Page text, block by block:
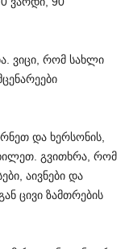
ვიცი, რომ სახლი
და ხერსონის,
გვითხრა, რომ
აივნები და
ცივი ზამთრების